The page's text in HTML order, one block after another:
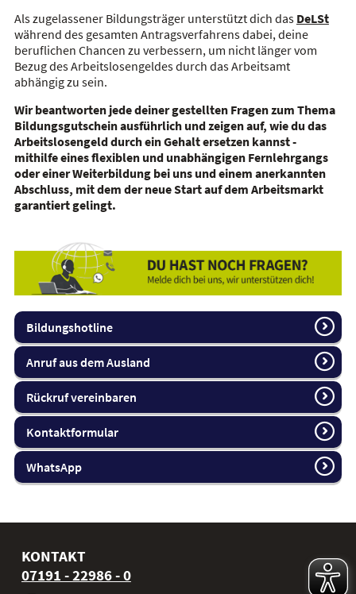
Als zugelassener Bildungsträger unterstützt dich das DeLSt
während des gesamten Antragsverfahrens dabei, deine
beruflichen Chancen zu verbessern, um nicht länger vom
Bezug des Arbeitslosengeldes durch das Arbeitsamt
abhängig zu sein.
Wir beantworten jede deiner gestellten Fragen zum Thema
Bildungsgutschein ausführlich und zeigen auf, wie du das
Arbeitslosengeld durch ein Gehalt ersetzen kannst -
mithilfe eines flexiblen und unabhängigen Fernlehrgangs
oder einer Weiterbildung bei uns und einem anerkannten
Abschluss, mit dem der neue Start auf dem Arbeitsmarkt
garantiert gelingt.
Bildungshotline
Anruf aus dem Ausland
Rückruf vereinbaren
Kontaktformular
WhatsApp
KONTAKT
07191 - 22986 - 0